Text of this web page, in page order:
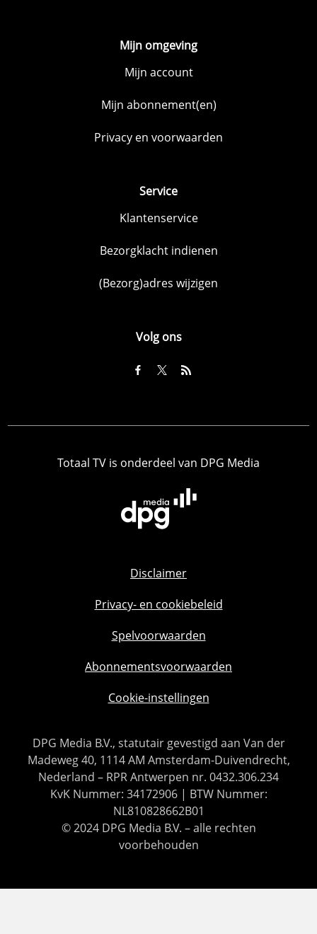
Mijn omgeving
Mijn account
Mijn abonnement(en)
Privacy en voorwaarden
Service
Klantenservice
Bezorgklacht indienen
(Bezorg)adres wijzigen
Volg ons
Totaal TV is onderdeel van DPG Media
Disclaimer
Privacy- en cookiebeleid
Spelvoorwaarden
Abonnementsvoorwaarden
Cookie-instellingen
DPG Media B.V., statutair gevestigd aan Van der
Madeweg 40, 1114 AM Amsterdam-Duivendrecht,
Nederland – RPR Antwerpen nr. 0432.306.234
KvK Nummer: 34172906 | BTW Nummer:
NL810828662B01
© 2024 DPG Media B.V. – alle rechten
voorbehouden